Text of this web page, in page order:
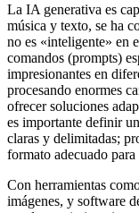
La IA generativa es
música y texto, se ha
no es «inteligente» en
comandos (prompts)
impresionantes en
procesando enormes
ofrecer soluciones
es importante definir
claras y delimitadas;
formato adecuado
Con herramientas
imágenes, y software